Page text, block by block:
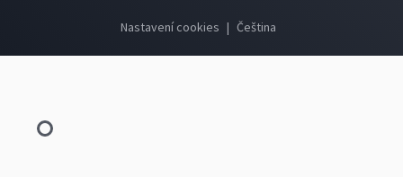
Nastavení cookies | Čeština